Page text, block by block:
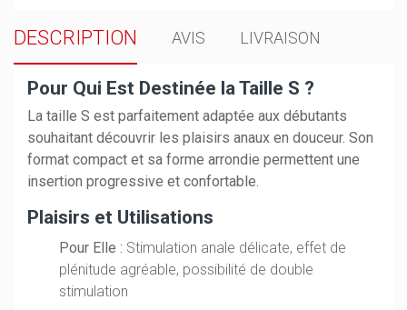
DESCRIPTION AVIS LIVRAISON
Pour Qui Est Destinée la Taille S ?
La taille S est parfaitement adaptée aux débutants
souhaitant découvrir les plaisirs anaux en douceur. Son
format compact et sa forme arrondie permettent une
insertion progressive et confortable.
Plaisirs et Utilisations
Pour Elle : Stimulation anale délicate, effet de
plénitude agréable, possibilité de double
stimulation